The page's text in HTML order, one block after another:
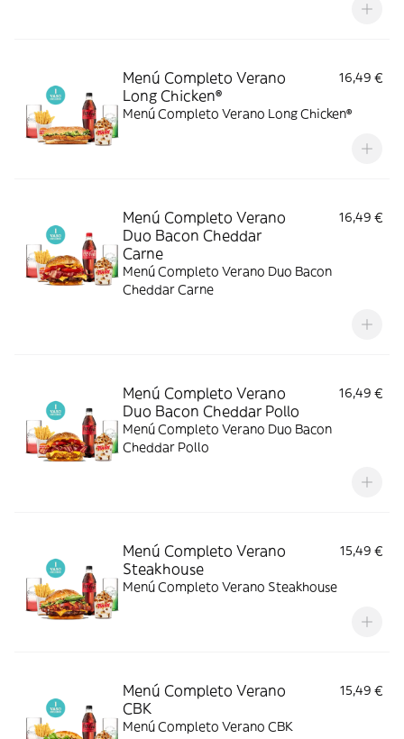
Menú Completo Verano
Long Chicken®
16,49 €
Menú Completo Verano Long Chicken®
Menú Completo Verano
Duo Bacon Cheddar
Carne
16,49 €
Menú Completo Verano Duo Bacon
Cheddar Carne
Menú Completo Verano
Duo Bacon Cheddar Pollo
16,49 €
Menú Completo Verano Duo Bacon
Cheddar Pollo
Menú Completo Verano
Steakhouse
15,49 €
Menú Completo Verano Steakhouse
Menú Completo Verano
CBK
15,49 €
Menú Completo Verano CBK